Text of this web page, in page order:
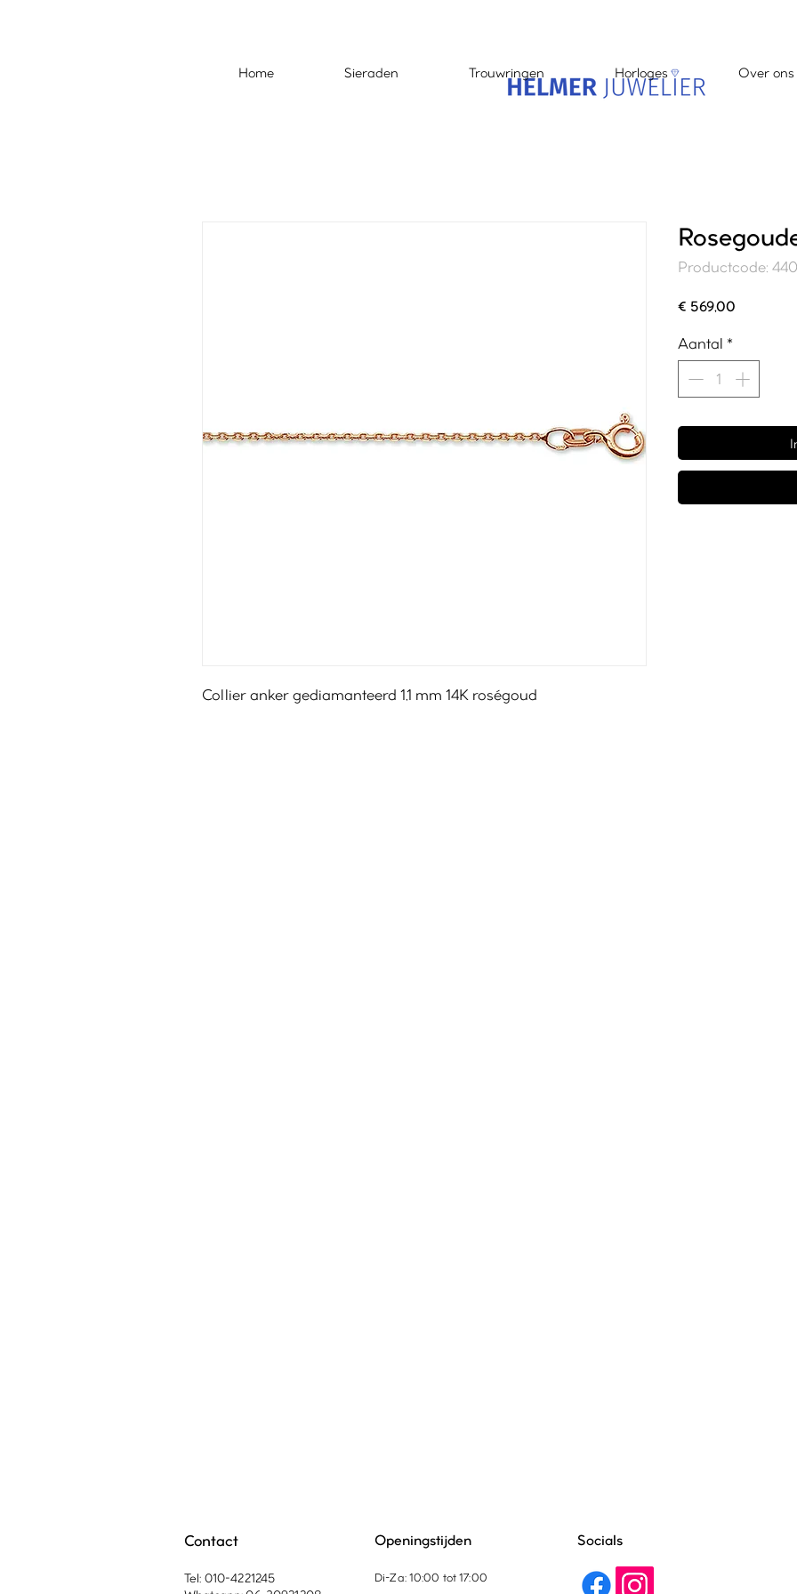
Home Sieraden Trouwringen Horloges Over ons
Collier anker gediamanteerd 1,1 mm 14K roségoud
Productcode:
€ 569,00
Aantal *
Contact
Tel: 010-4221245
Openingstijden
Di-Za: 10:00 tot 17:00
Socials